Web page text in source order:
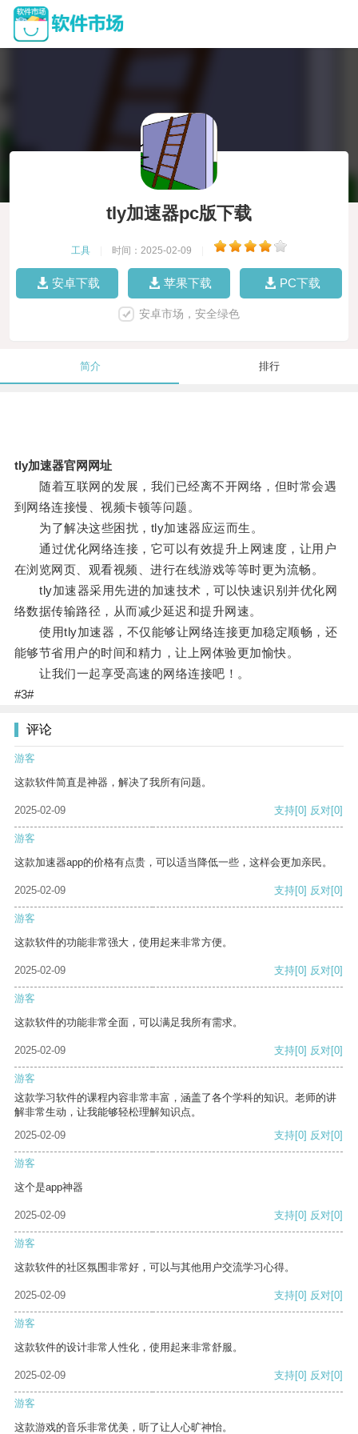
tly加速器pc版下载
工具 时间：2025-02-09
安卓下载 苹果下载 PC下载
安卓市场，安全绿色
简介 排行
tly加速器官网网址
随着互联网的发展，我们已经离不开网络，但时常会遇
到网络连接慢、视频卡顿等问题。
为了解决这些困扰，tly加速器应运而生。
通过优化网络连接，它可以有效提升上网速度，让用户
在浏览网页、观看视频、进行在线游戏等等时更为流畅。
tly加速器采用先进的加速技术，可以快速识别并优化网
络数据传输路径，从而减少延迟和提升网速。
使用tly加速器，不仅能够让网络连接更加稳定顺畅，还
能够节省用户的时间和精力，让上网体验更加愉快。
让我们一起享受高速的网络连接吧！。
#3#
评论
游客
这款软件简直是神器，解决了我所有问题。
2025-02-09 支持[0] 反对[0]
游客
这款加速器app的价格有点贵，可以适当降低一些，这样会更加亲民。
2025-02-09 支持[0] 反对[0]
游客
这款软件的功能非常强大，使用起来非常方便。
2025-02-09 支持[0] 反对[0]
游客
这款软件的功能非常全面，可以满足我所有需求。
2025-02-09 支持[0] 反对[0]
游客
这款学习软件的课程内容非常丰富，涵盖了各个学科的知识。老师的讲
解非常生动，让我能够轻松理解知识点。
2025-02-09
支持[0] 反对[0]
游客
这个是app神器
2025-02-09 支持[0] 反对[0]
游客
这款软件的社区氛围非常好，可以与其他用户交流学习心得。
2025-02-09 支持[0] 反对[0]
游客
这款软件的设计非常人性化，使用起来非常舒服。
2025-02-09 支持[0] 反对[0]
游客
这款游戏的音乐非常优美，听了让人心旷神怡。